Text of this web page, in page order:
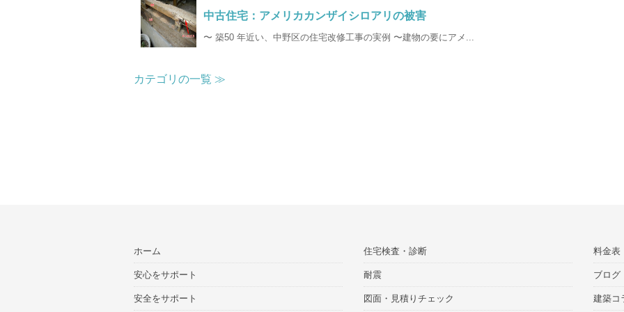
中古住宅：アメリカカンザイシロアリの被害
〜 築50 年近い、中野区の住宅改修工事の実例 〜建物の要にアメ...
カテゴリの一覧 ≫
ホーム
安心をサポート
安全をサポート
住宅検査・診断
耐震
図面・見積りチェック
料金表
ブログ
建築コ